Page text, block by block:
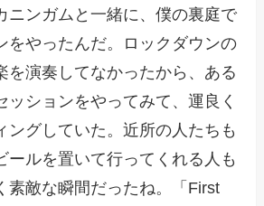
ニンガムと一緒に、僕の裏庭で
をやったんだ。ロックダウンの
を演奏してなかったから、ある
ッションをやってみて、運良く
ングしていた。近所の人たちも
ールを置いて行ってくれる人も
素敵な瞬間だったね。「First